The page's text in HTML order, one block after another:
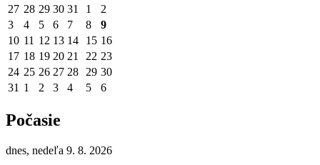
27 28 29 30 31 1
2
3
4 5 6 7 8
9
10 11 12 13 14 15 16
17 18 19 20 21 22 23
24 25 26 27 28 29 30
31 1 2 3 4 5 6
Počasie
dnes, nedeľa 9. 8. 2026